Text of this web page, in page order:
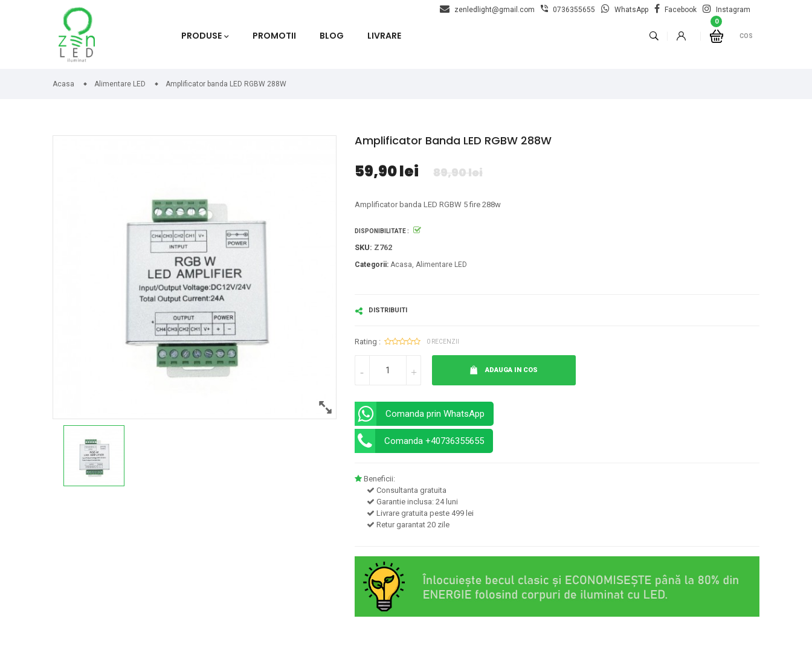
zenledlight@gmail.com 0736355655 WhatsApp Facebook Instagram
PRODUSE PROMOTII BLOG LIVRARE COS
0
Acasa Alimentare LED Amplificator banda LED RGBW 288W
Amplificator Banda LED RGBW 288W
59,90 lei 89,90 lei
Amplificator banda LED RGBW 5 fire 288w
DISPONIBILITATE :
SKU: Z762
Categorii: Acasa Alimentare LED
DISTRIBUITI
Rating : 0 RECENZII
ADAUGA IN COS
Comanda prin WhatsApp
Comanda +40736355655
Beneficii:
Consultanta gratuita
Garantie inclusa: 24 luni
Livrare gratuita peste 499 lei
Retur garantat 20 zile